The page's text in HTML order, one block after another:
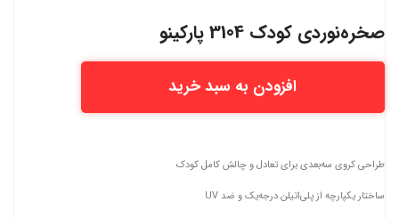
صخره‌نوردی کودک 3104 پارکینو
افزودن به سبد خرید
طراحی کروی سه‌بعدی برای تعادل و چالش کامل کودک
ساختار یکپارچه از پلی‌اتیلن درجه‌یک و ضد UV